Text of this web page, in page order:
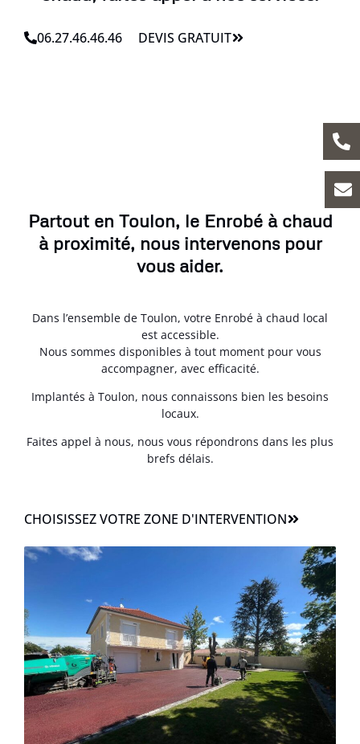
06.27.46.46.46 DEVIS GRATUIT
Partout en Toulon, le Enrobé à chaud
à proximité, nous intervenons pour
vous aider.
Dans l’ensemble de Toulon, votre Enrobé à chaud local
est accessible.
Nous sommes disponibles à tout moment pour vous
accompagner, avec efficacité.
Implantés à Toulon, nous connaissons bien les besoins
locaux.
Faites appel à nous, nous vous répondrons dans les plus
brefs délais.
CHOISISSEZ VOTRE ZONE D'INTERVENTION